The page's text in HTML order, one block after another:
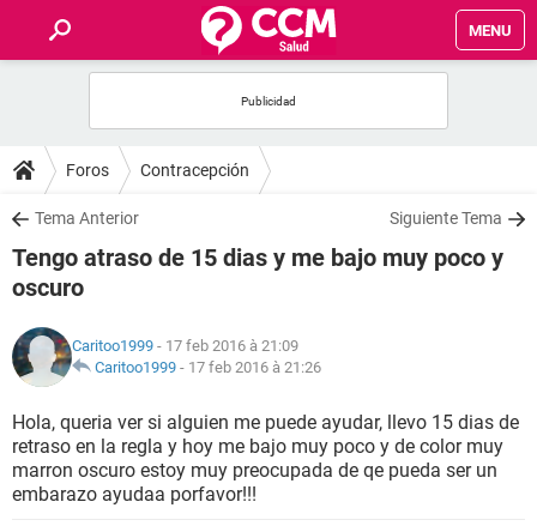
MENU
FORUMS
SALUD
FAMILIA
NUTRICIÓN
SEXUALIDAD
Foros Contracepción
Tema Anterior Siguiente Tema
Tengo atraso de 15 dias y me bajo muy poco y
oscuro
Caritoo1999 - 17 feb 2016 à 21:09
Caritoo1999 - 17 feb 2016 à 21:26
Hola, queria ver si alguien me puede ayudar, llevo 15 dias de
retraso en la regla y hoy me bajo muy poco y de color muy
marron oscuro estoy muy preocupada de qe pueda ser un
embarazo ayudaa porfavor!!!